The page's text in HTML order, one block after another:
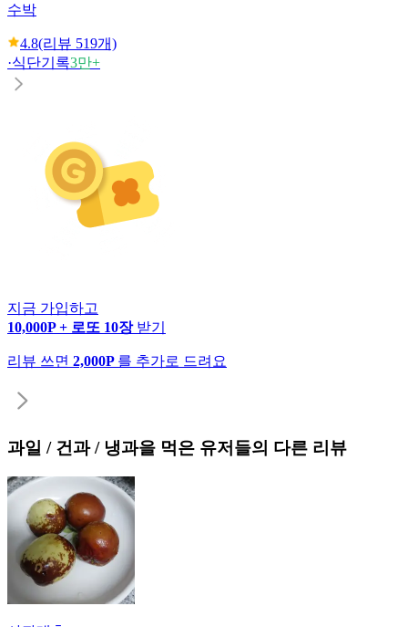
수박
4.8(리뷰 519개)
·식단기록3만+
지금 가입하고
10,000P + 로또 10장 받기
리뷰 쓰면 2,000P 를 추가로 드려요
과일 / 건과 / 냉과을 먹은 유저들의 다른 리뷰